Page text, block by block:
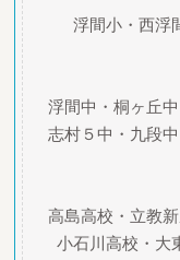
浮間小・西浮
浮間中・桐ヶ丘
志村５中・九段
高島高校・立教
小石川高校・大